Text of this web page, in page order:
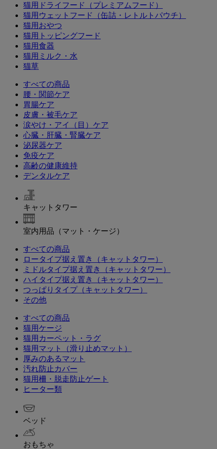
猫用ドライフード（プレミアムフード）
猫用ウェットフード（缶詰・レトルトパウチ）
猫用おやつ
猫用トッピングフード
猫用食器
猫用ミルク・水
猫草
すべての商品
腰・関節ケア
胃腸ケア
皮膚・被毛ケア
涙やけ・アイ（目）ケア
心臓・肝臓・腎臓ケア
泌尿器ケア
免疫ケア
高齢の健康維持
デンタルケア
キャットタワー
室内用品（マット・ケージ）
すべての商品
ロータイプ据え置き（キャットタワー）
ミドルタイプ据え置き（キャットタワー）
ハイタイプ据え置き（キャットタワー）
つっぱりタイプ（キャットタワー）
その他
すべての商品
猫用ケージ
猫用カーペット・ラグ
猫用マット（滑り止めマット）
厚みのあるマット
汚れ防止カバー
猫用柵・脱走防止ゲート
ヒーター類
ベッド
おもちゃ